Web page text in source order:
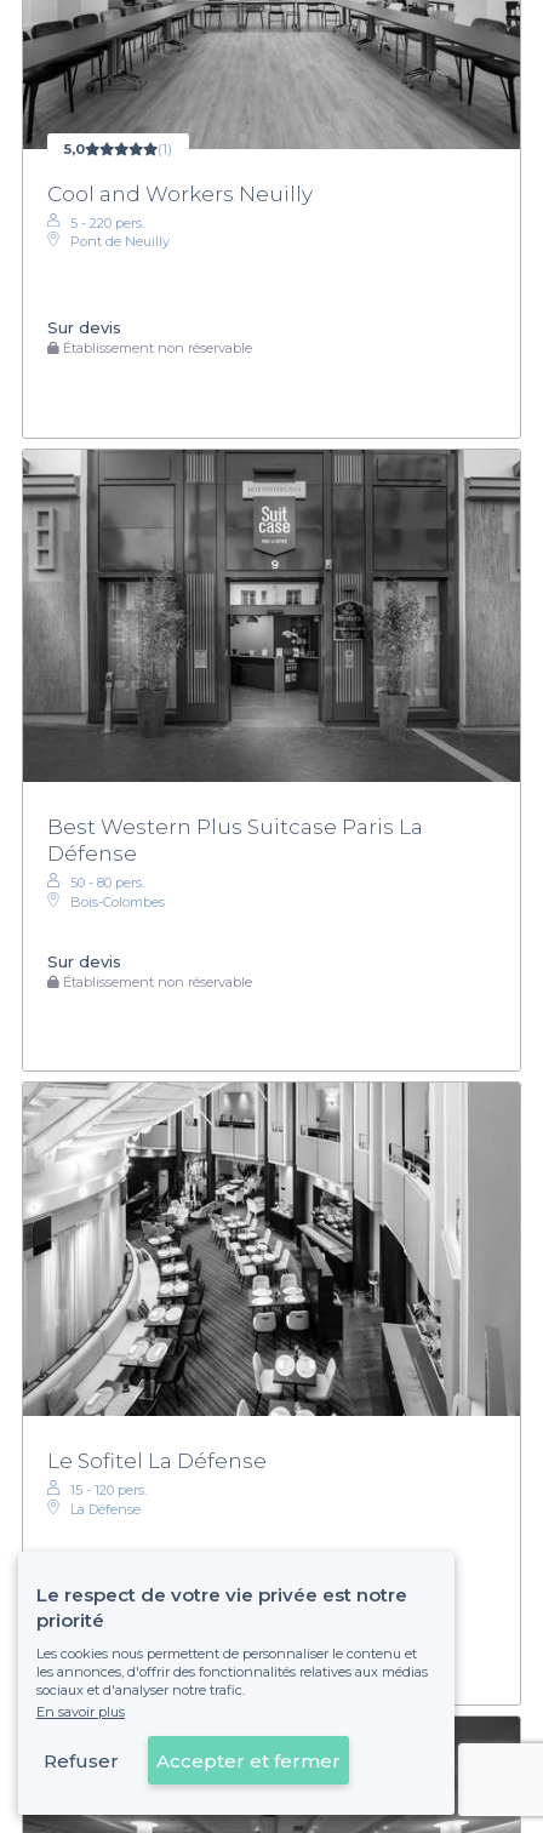
5,0 (1)
Cool and Workers Neuilly
5 - 220 pers.
Pont de Neuilly
Sur devis
Établissement non réservable
Best Western Plus Suitcase Paris La
Défense
50 - 80 pers.
Bois-Colombes
Sur devis
Établissement non réservable
Le Sofitel La Défense
15 - 120 pers.
La Défense
Sur devis
Établissement non réservable
Voir sur la carte
Le respect de votre vie privée est notre
priorité
Les cookies nous permettent de personnaliser le contenu et
les annonces, d'offrir des fonctionnalités relatives aux médias
sociaux et d'analyser notre trafic.
En savoir plus
Refuser Accepter et fermer